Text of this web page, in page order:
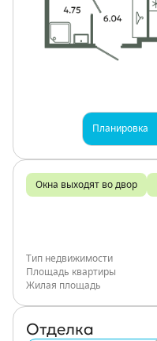
Планировка
Окна выходят во двор
Тип недвижимости
Площадь квартиры
Жилая площадь
Отделка